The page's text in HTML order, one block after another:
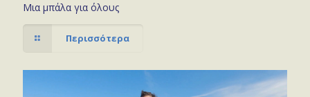
Μια μπάλα για όλους
Περισσότερα